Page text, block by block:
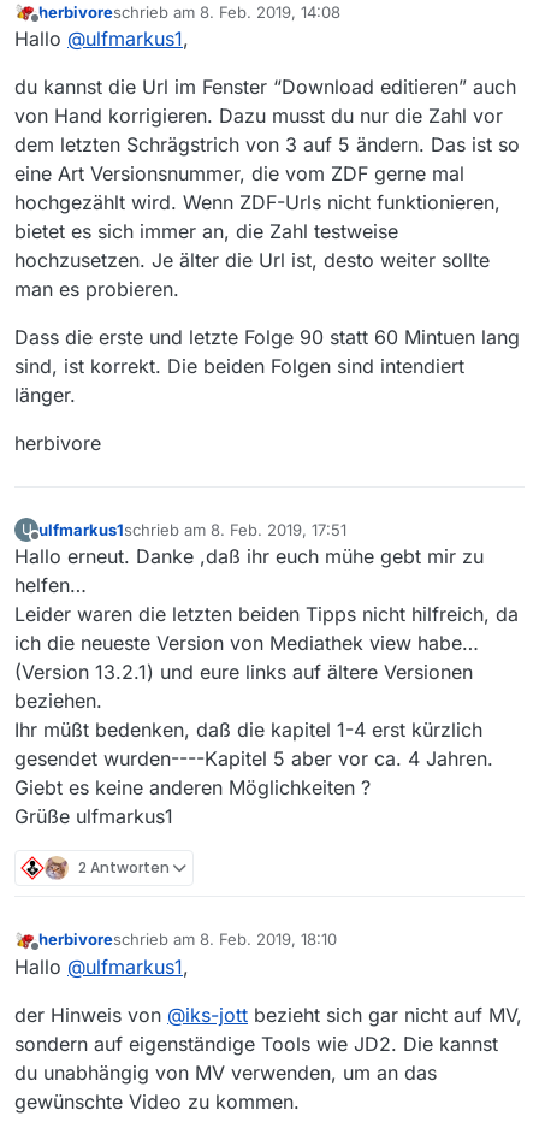
Offline
herbivoreschrieb am 8. Feb. 2019, 14:08
zuletzt editiert von
Hallo @ulfmarkus1,
du kannst die Url im Fenster “Download editieren” auch
von Hand korrigieren. Dazu musst du nur die Zahl vor
dem letzten Schrägstrich von 3 auf 5 ändern. Das ist so
eine Art Versionsnummer, die vom ZDF gerne mal
hochgezählt wird. Wenn ZDF-Urls nicht funktionieren,
bietet es sich immer an, die Zahl testweise
hochzusetzen. Je älter die Url ist, desto weiter sollte
man es probieren.
Dass die erste und letzte Folge 90 statt 60 Mintuen lang
sind, ist korrekt. Die beiden Folgen sind intendiert
länger.
herbivore
U
Offline
ulfmarkus1schrieb am 8. Feb. 2019, 17:51
zuletzt editiert von
Hallo erneut. Danke ,daß ihr euch mühe gebt mir zu
helfen…
Leider waren die letzten beiden Tipps nicht hilfreich, da
ich die neueste Version von Mediathek view habe…
(Version 13.2.1) und eure links auf ältere Versionen
beziehen.
Ihr müßt bedenken, daß die kapitel 1-4 erst kürzlich
gesendet wurden----Kapitel 5 aber vor ca. 4 Jahren.
Giebt es keine anderen Möglichkeiten ?
Grüße ulfmarkus1
2 Antworten
Offline
herbivoreschrieb am 8. Feb. 2019, 18:10
zuletzt editiert von
Hallo @ulfmarkus1,
der Hinweis von @iks-jott bezieht sich gar nicht auf MV,
sondern auf eigenständige Tools wie JD2. Die kannst
du unabhängig von MV verwenden, um an das
gewünschte Video zu kommen.